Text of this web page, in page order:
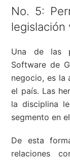
No. 5:
legislación
Una de las
Software de
negocio, es la
el país. Las
la disciplina
segmento en
De esta
relaciones